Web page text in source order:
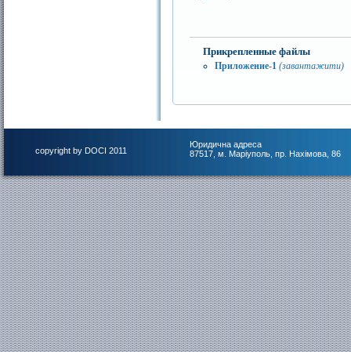
Прикрепленные файлы
Приложение-1 (завантажити)
copyright by DOCI 2011
Юридична адреса
87517, м. Маріуполь, пр. Нахімова, 86